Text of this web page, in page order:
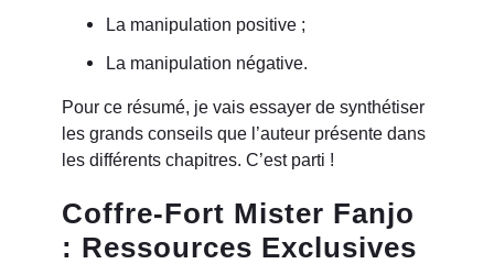
La manipulation positive ;
La manipulation négative.
Pour ce résumé, je vais essayer de synthétiser
les grands conseils que l’auteur présente dans
les différents chapitres. C’est parti !
Coffre-Fort Mister Fanjo
: Ressources Exclusives